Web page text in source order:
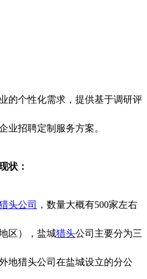
的个性化需求，提供基于调研评
业招聘定制服务方案。
状：
头公司 ，数量大概有500家左右
区），盐城猎头公司主要分为三
地猎头公司在盐城设立的分公